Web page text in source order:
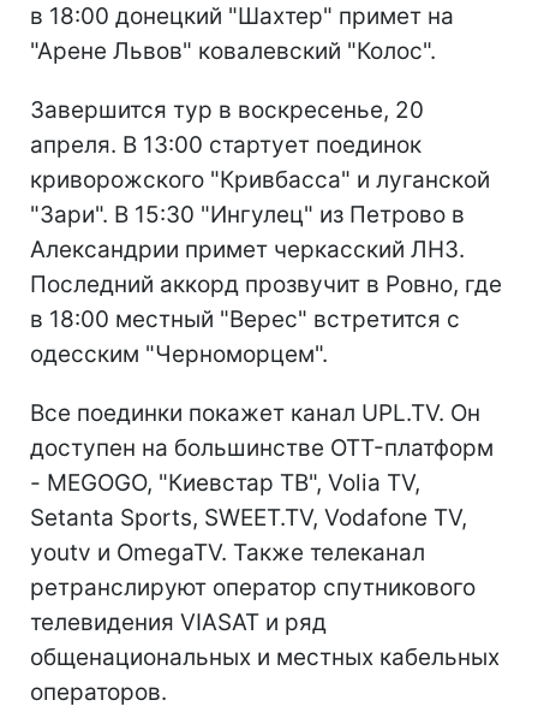
в 18:00 донецкий "Шахтер" примет на
"Арене Львов" ковалевский "Колос".
Завершится тур в воскресенье, 20
апреля. В 13:00 стартует поединок
криворожского "Кривбасса" и луганской
"Зари". В 15:30 "Ингулец" из Петрово в
Александрии примет черкасский ЛНЗ.
Последний аккорд прозвучит в Ровно, где
в 18:00 местный "Верес" встретится с
одесским "Черноморцем".
Все поединки покажет канал UPL.TV. Он
доступен на большинстве OTT-платформ
- MEGOGO, "Киевстар ТВ", Volia TV,
Setanta Sports, SWEET.TV, Vodafone TV,
youtv и OmegaTV. Также телеканал
ретранслируют оператор спутникового
телевидения VIASAT и ряд
общенациональных и местных кабельных
операторов.